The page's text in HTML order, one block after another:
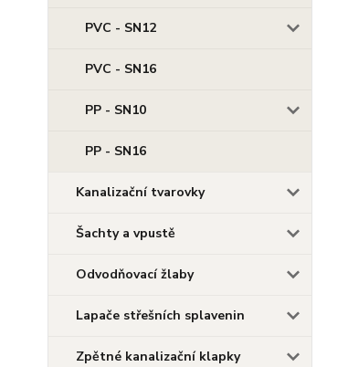
PVC - SN12
PVC - SN16
PP - SN10
PP - SN16
Kanalizační tvarovky
Šachty a vpustě
Odvodňovací žlaby
Lapače střešních splavenin
Zpětné kanalizační klapky